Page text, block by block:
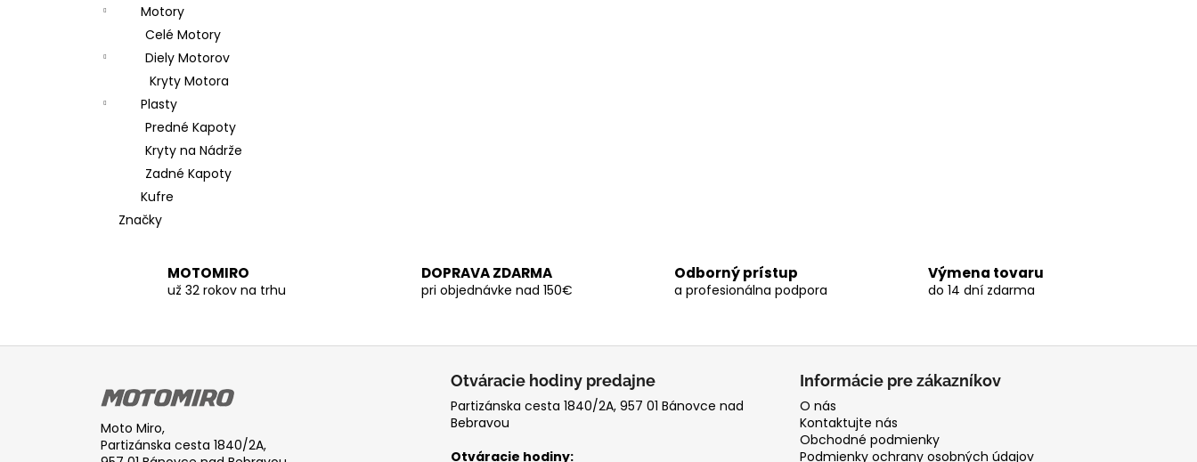
Motory
Celé Motory
Diely Motorov
Kryty Motora
Plasty
Predné Kapoty
Kryty na Nádrže
Zadné Kapoty
Kufre
Značky
MOTOMIRO
už 32 rokov na trhu
DOPRAVA ZDARMA
pri objednávke nad 150€
Odborný prístup
a profesionálna podpora
Výmena tovaru
do 14 dní zdarma
Moto Miro,
Partizánska cesta 1840/2A,
Otváracie hodiny predajne
Partizánska cesta 1840/2A, 957 01 Bánovce nad
Bebravou
Otváracie hodiny:
Informácie pre zákazníkov
O nás
Kontaktujte nás
Obchodné podmienky
Podmienky ochrany osobných údajov